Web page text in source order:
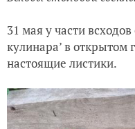
31 мая у части
кулинара’ в открытом
настоящие листики.